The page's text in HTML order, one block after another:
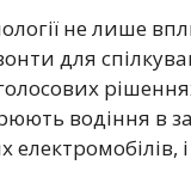
не лише
для
водіння в